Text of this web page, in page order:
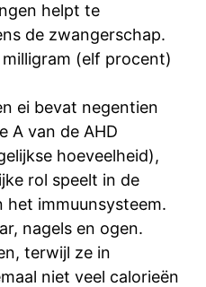
helpt te
de zwangerschap.
(elf procent)
ei bevat negentien
A van de AHD
hoeveelheid),
rol speelt in de
het immuunsysteem.
nagels en ogen.
terwijl ze in
niet veel calorieën